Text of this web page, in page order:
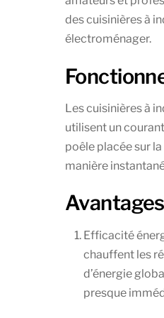
des cuisinières à
électroménager.
Les cuisinières à
utilisent un
poêle placée sur
manière
Efficacité
chauffent les
d’énergie
presque